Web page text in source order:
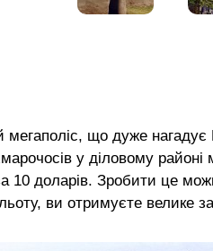
мегаполіс, що дуже
у діловому районі
10 доларів. Зробити це
ви отримуєте велике